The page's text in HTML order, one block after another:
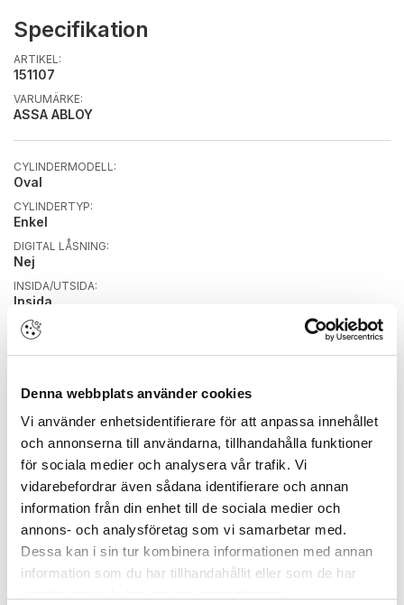
Denna webbplats använder cookies
Vi använder enhetsidentifierare för att anpassa innehållet
och annonserna till användarna, tillhandahålla funktioner
för sociala medier och analysera vår trafik. Vi
vidarebefordrar även sådana identifierare och annan
information från din enhet till de sociala medier och
annons- och analysföretag som vi samarbetar med.
Dessa kan i sin tur kombinera informationen med annan
information som du har tillhandahållit eller som de har
Specifikation
ARTIKEL:
151107
VARUMÄRKE:
ASSA ABLOY
CYLINDERMODELL:
Oval
CYLINDERTYP:
Enkel
DIGITAL LÅSNING:
Nej
INSIDA/UTSIDA:
Insida
KOPIERINGSSKYDDAD:
Nej
20 mm
BYGGVARUBEDÖMD:
Nej
FÄRG/YTBEHANDLING:
Nickel
HÖJD PRODUKT:
35 mm